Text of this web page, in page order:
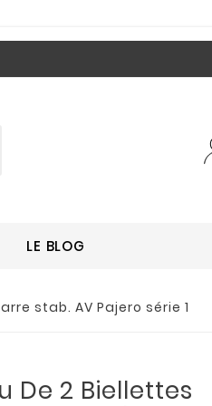
LE BLOG
stab. AV Pajero série 1
De 2 Biellettes